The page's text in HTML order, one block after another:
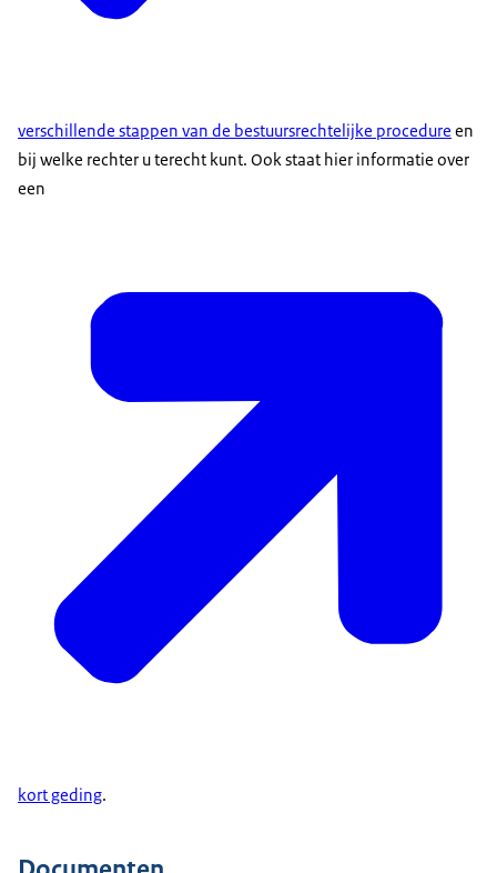
verschillende stappen van de bestuursrechtelijke procedure en
bij welke rechter u terecht kunt. Ook staat hier informatie over
een
kort geding.